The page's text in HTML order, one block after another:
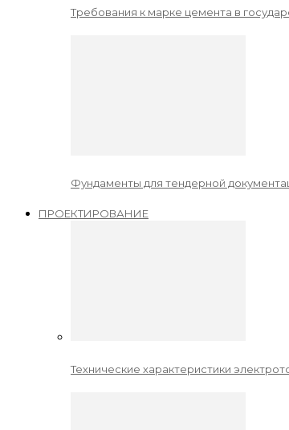
Требования к марке цемента в
Фундаменты для тендерной
ПРОЕКТИРОВАНИЕ
Технические характеристики